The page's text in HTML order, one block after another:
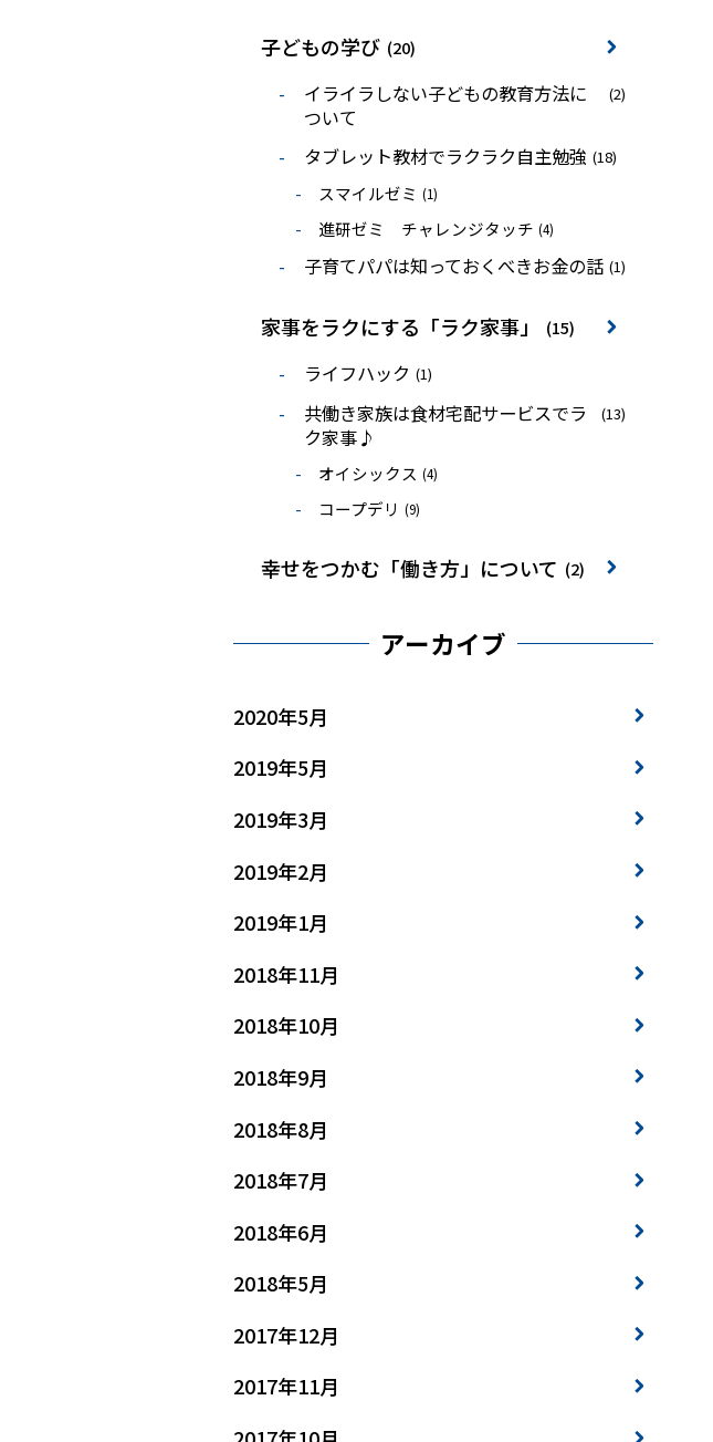
子どもの学び (20)
イライラしない子どもの教育方法に
ついて
(2)
タブレット教材でラクラク自主勉強 (18)
スマイルゼミ (1)
進研ゼミ チャレンジタッチ (4)
子育てパパは知っておくべきお金の話 (1)
家事をラクにする「ラク家事」 (15)
ライフハック (1)
共働き家族は食材宅配サービスでラ
ク家事♪
(13)
オイシックス (4)
コープデリ (9)
幸せをつかむ「働き方」について (2)
アーカイブ
2020年5月
2019年5月
2019年3月
2019年2月
2019年1月
2018年11月
2018年10月
2018年9月
2018年8月
2018年7月
2018年6月
2018年5月
2017年12月
2017年11月